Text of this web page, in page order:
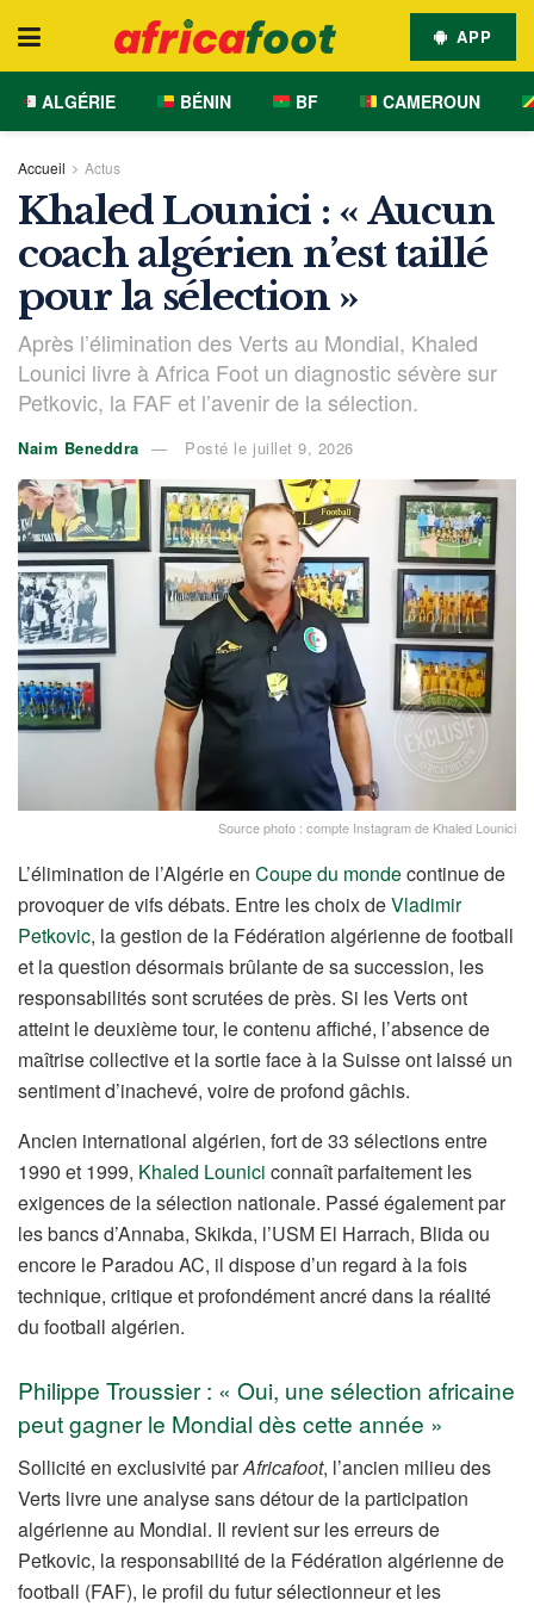
APP
ALGÉRIE BÉNIN BF CAMEROUN
Accueil Actus
Khaled Lounici : « Aucun
coach algérien n’est taillé
pour la sélection »
Après l’élimination des Verts au Mondial, Khaled
Lounici livre à Africa Foot un diagnostic sévère sur
Petkovic, la FAF et l’avenir de la sélection.
Naim Beneddra Posté le juillet 9, 2026
Source photo : compte Instagram de Khaled Lounici
L’élimination de l’Algérie en Coupe du mondecontinue de
provoquer de vifs débats. Entre les choix deVladimir
Petkovic, la gestion de la Fédération algérienne de football
et la question désormais brûlante de sa succession, les
responsabilités sont scrutées de près. Si les Verts ont
atteint le deuxième tour, le contenu affiché, l’absence de
maîtrise collective et la sortie face à la Suisse ont laissé un
sentiment d’inachevé, voire de profond gâchis.
Ancien international algérien, fort de 33 sélections entre
1990 et 1999, Khaled Lounici connaît parfaitement les
exigences de la sélection nationale. Passé également par
les bancs d’Annaba, Skikda, l’USM El Harrach, Blida ou
encore le Paradou AC, il dispose d’un regard à la fois
technique, critique et profondément ancré dans la réalité
du football algérien.
Philippe Troussier : « Oui, une sélection africaine
peut gagner le Mondial dès cette année »
Sollicité en exclusivité parAfricafoot, l’ancien milieu des
Verts livre une analyse sans détour de la participation
algérienne au Mondial. Il revient sur les erreurs de
Petkovic, la responsabilité de la Fédération algérienne de
football (FAF), le profil du futur sélectionneur et les